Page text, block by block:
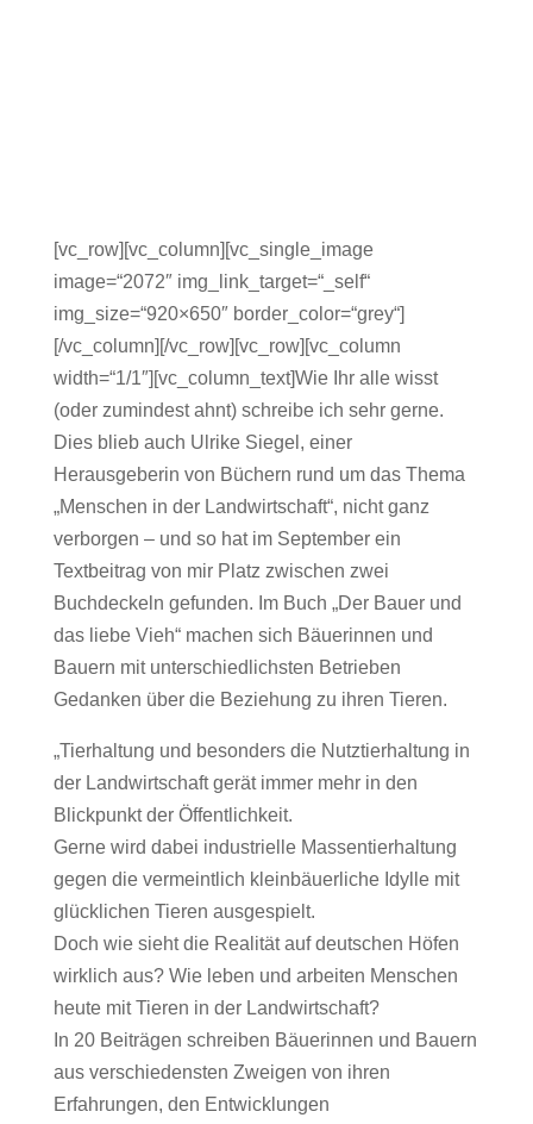
[vc_row][vc_column][vc_single_image
image=“2072″ img_link_target=“_self“
img_size=“920×650″ border_color=“grey“]
[/vc_column][/vc_row][vc_row][vc_column
width=“1/1″][vc_column_text]Wie Ihr alle wisst
(oder zumindest ahnt) schreibe ich sehr gerne.
Dies blieb auch Ulrike Siegel, einer
Herausgeberin von Büchern rund um das Thema
„Menschen in der Landwirtschaft“, nicht ganz
verborgen – und so hat im September ein
Textbeitrag von mir Platz zwischen zwei
Buchdeckeln gefunden. Im Buch „Der Bauer und
das liebe Vieh“ machen sich Bäuerinnen und
Bauern mit unterschiedlichsten Betrieben
Gedanken über die Beziehung zu ihren Tieren.
„Tierhaltung und besonders die Nutztierhaltung in
der Landwirtschaft gerät immer mehr in den
Blickpunkt der Öffentlichkeit.
Gerne wird dabei industrielle Massentierhaltung
gegen die vermeintlich kleinbäuerliche Idylle mit
glücklichen Tieren ausgespielt.
Doch wie sieht die Realität auf deutschen Höfen
wirklich aus? Wie leben und arbeiten Menschen
heute mit Tieren in der Landwirtschaft?
In 20 Beiträgen schreiben Bäuerinnen und Bauern
aus verschiedensten Zweigen von ihren
Erfahrungen, den Entwicklungen